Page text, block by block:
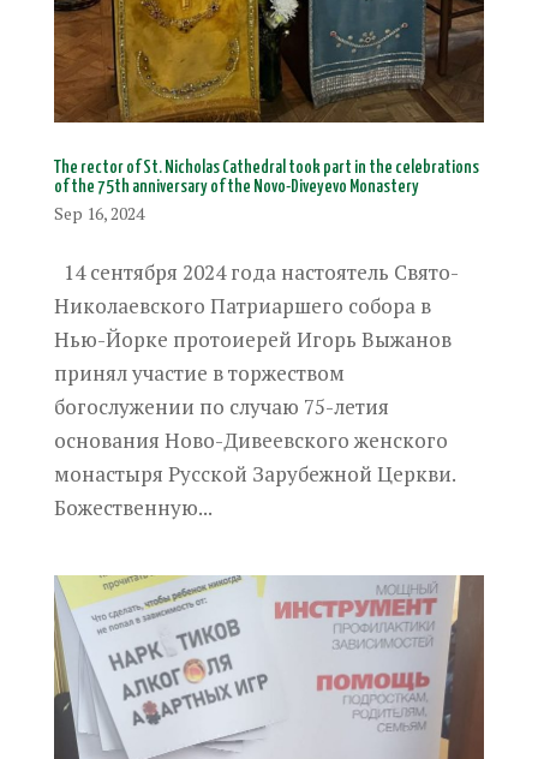
The rector of St. Nicholas Cathedral took part in the celebrations
of the 75th anniversary of the Novo-Diveyevo Monastery
Sep 16, 2024
14 сентября 2024 года настоятель Свято-
Николаевского Патриаршего собора в
Нью-Йорке протоиерей Игорь Выжанов
принял участие в торжеством
богослужении по случаю 75-летия
основания Ново-Дивеевского женского
монастыря Русской Зарубежной Церкви.
Божественную...